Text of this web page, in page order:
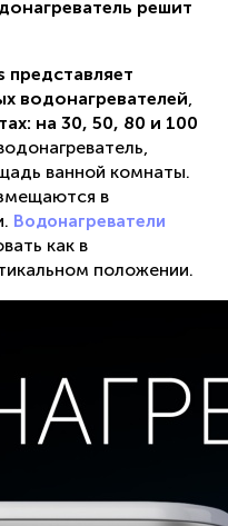
решит
представляет
водонагревателей,
на 30, 50, 80 и 100
ванной комнаты.
в
Водонагреватели
как в
положении.